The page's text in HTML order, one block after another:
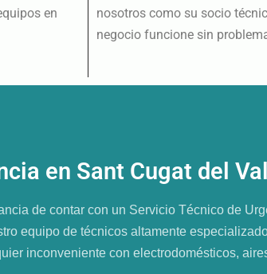
en
nosotros como su socio
negocio funcione sin
en Sant Cugat del
de contar con un Servicio Técnico de
equipo de técnicos altamente
inconveniente con electrodomésticos,